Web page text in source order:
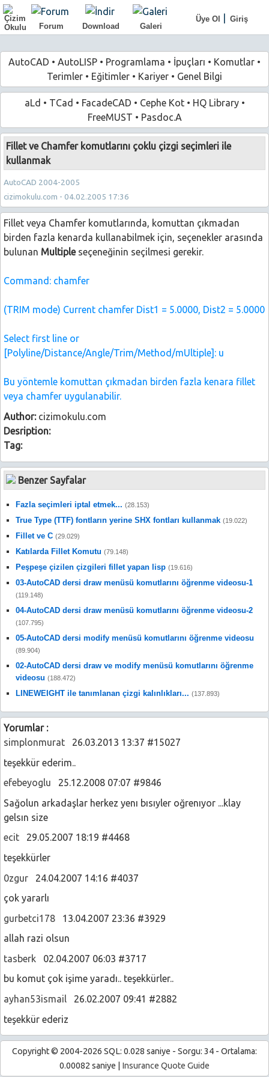
Üye Ol
Giriş
Forum
Download Galeri
AutoCAD • AutoLISP • Programlama • İpuçları • Komutlar •
Terimler • Eğitimler • Kariyer • Genel Bilgi
aLd • TCad • FacadeCAD • Cephe Kot• HQ Library•
FreeMUST • Pasdoc.A
Fillet ve Chamfer komutlarını çoklu çizgi seçimleri ile
kullanmak
AutoCAD 2004-2005
cizimokulu.com - 04.02.2005 17:36
Fillet veya Chamfer komutlarında, komuttan çıkmadan
birden fazla kenarda kullanabilmek için, seçenekler arasında
bulunan Multiple seçeneğinin seçilmesi gerekir.
Command: chamfer
(TRIM mode) Current chamfer Dist1 = 5.0000, Dist2 = 5.0000
Select first line or
[Polyline/Distance/Angle/Trim/Method/mUltiple]: u
Bu yöntemle komuttan çıkmadan birden fazla kenara fillet
veya chamfer uygulanabilir.
Author:cizimokulu.com
Desription:
Tag:
Benzer Sayfalar
Fazla seçimleri iptal etmek... (28.153)
True Type (TTF) fontların yerine SHX fontları kullanmak (19.022)
Fillet ve C (29.029)
Katılarda Fillet Komutu (79.148)
Peşpeşe çizilen çizgileri fillet yapan lisp (19.616)
03-AutoCAD dersi draw menüsü komutlarını öğrenme videosu-1
(119.148)
04-AutoCAD dersi draw menüsü komutlarını öğrenme videosu-2
(107.795)
05-AutoCAD dersi modify menüsü komutlarını öğrenme videosu
(89.904)
02-AutoCAD dersi draw ve modify menüsü komutlarını öğrenme
videosu (188.472)
LINEWEIGHT ile tanımlanan çizgi kalınlıkları... (137.893)
Yorumlar :
simplonmurat 26.03.2013 13:37 #15027
teşekkür ederim..
efebeyoglu 25.12.2008 07:07 #9846
Sağolun arkadaşlar herkez yenı bısıyler oğrenıyor ...klay
gelsın size
ecit 29.05.2007 18:19 #4468
teşekkürler
0zgur 24.04.2007 14:16 #4037
çok yararlı
gurbetci178 13.04.2007 23:36 #3929
allah razi olsun
tasberk 02.04.2007 06:03 #3717
bu komut çok işime yaradı.. teşekkürler..
ayhan53ismail 26.02.2007 09:41 #2882
teşekkür ederiz
Copyright © 2004-2026 SQL: 0.028 saniye - Sorgu: 34 - Ortalama:
0.00082 saniye | Insurance Quote Guide